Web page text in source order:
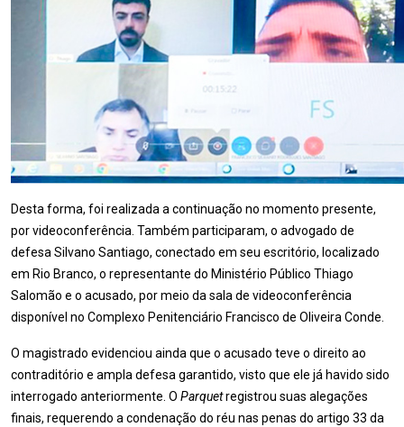
Desta forma, foi realizada a continuação no momento presente,
por videoconferência. Também participaram, o advogado de
defesa Silvano Santiago, conectado em seu escritório, localizado
em Rio Branco, o representante do Ministério Público Thiago
Salomão e o acusado, por meio da sala de videoconferência
disponível no Complexo Penitenciário Francisco de Oliveira Conde.
O magistrado evidenciou ainda que o acusado teve o direito ao
contraditório e ampla defesa garantido, visto que ele já havido sido
interrogado anteriormente. O Parquetregistrou suas alegações
finais, requerendo a condenação do réu nas penas do artigo 33 da